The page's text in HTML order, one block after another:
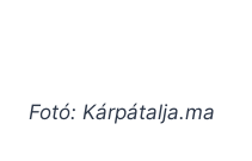
Fotó: Kárpátalja.ma